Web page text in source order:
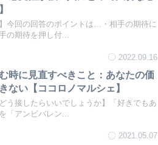
今回の回答のポイントは…・相手の期待に
の期待を押し付...
2022.09.16
時に見直すべきこと：あなたの価
ない【ココロノマルシェ】
う接したらいいでしょうか】「好きでもあ
「アンビバレン...
2021.05.07